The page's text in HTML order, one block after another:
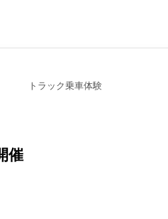
トラック乗車体験
催